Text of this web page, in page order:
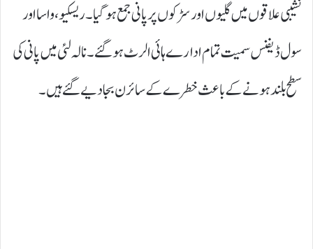
نشیبی علاقوں میں گلیوں اور سڑکوں پر پانی جمع ہوگیا۔ ریسکیو، واسا اور
سول ڈیفنس سمیت تمام ادارے ہائی الرٹ ہو گئے۔ نالہ لئی میں پانی کی
سطح بلند ہونے کے باعث خطرے کے سائرن بجا دیے گئے ہیں۔